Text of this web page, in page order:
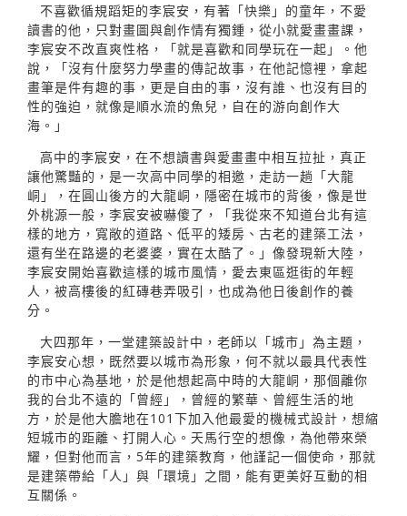
不喜歡循規蹈矩的李宸安，有著「快樂」的童年，不愛
讀書的他，只對畫圖與創作情有獨鍾，從小就愛畫畫課，
李宸安不改直爽性格，「就是喜歡和同學玩在一起」。他
說，「沒有什麼努力學畫的傳記故事，在他記憶裡，拿起
畫筆是件有趣的事，更是自由的事，沒有誰、也沒有目的
性的強迫，就像是順水流的魚兒，自在的游向創作大
海。」
高中的李宸安，在不想讀書與愛畫畫中相互拉扯，真正
讓他驚豔的，是一次高中同學的相邀，走訪一趟「大龍
峒」，在圓山後方的大龍峒，隱密在城市的背後，像是世
外桃源一般，李宸安被嚇傻了，「我從來不知道台北有這
樣的地方，寬敞的道路、低平的矮房、古老的建築工法，
還有坐在路邊的老婆婆，實在太酷了。」像發現新大陸，
李宸安開始喜歡這樣的城市風情，愛去東區逛街的年輕
人，被高樓後的紅磚巷弄吸引，也成為他日後創作的養
分。
大四那年，一堂建築設計中，老師以「城市」為主題，
李宸安心想，既然要以城市為形象，何不就以最具代表性
的市中心為基地，於是他想起高中時的大龍峒，那個離你
我的台北不遠的「曾經」，曾經的繁華、曾經生活的地
方，於是他大膽地在101下加入他最愛的機械式設計，想縮
短城市的距離、打開人心。天馬行空的想像，為他帶來榮
耀，但對他而言，5年的建築教育，他謹記一個使命，那就
是建築帶給「人」與「環境」之間，能有更美好互動的相
互關係。